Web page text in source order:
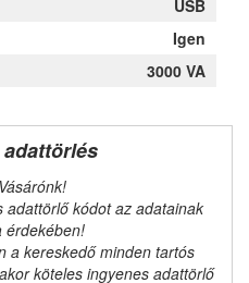
USB
Igen
3000 VA
adattörlés
kódot az adatainak
érdekében!
a kereskedő minden tartós
köteles ingyenes adattörlő